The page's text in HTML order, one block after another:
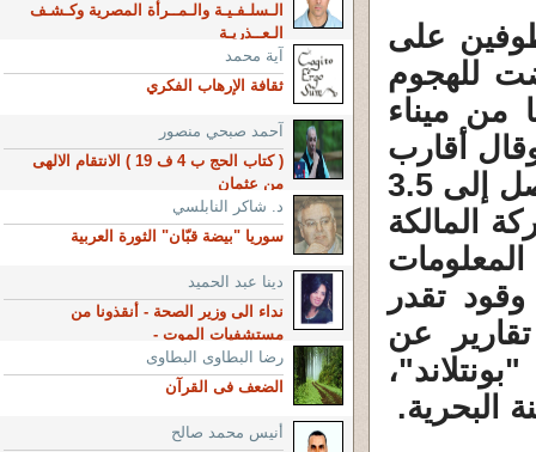
على
للهجوم
من ميناء
وقال أقارب
بعض المحتجزين إن الخاطفين طالبوا بفدية تصل إلى 3.5
المالكة
تقدر
تقارير عن
البحرية.
الـسلـفـيـة والـمــرأة المصرية وكـشـف
الـعــذريـة
آية محمد
ثقافة الإرهاب الفكري
آحمد صبحي منصور
( كتاب الحج ب 4 ف 19 ) الانتقام الالهى
من عثمان
د. شاكر النابلسي
سوريا "بيضة قبّان" الثورة العربية
دينا عبد الحميد
نداء الى وزير الصحة - أنقذونا من
مستشفيات الموت -
رضا البطاوى البطاوى
الضعف فى القرآن
أنيس محمد صالح